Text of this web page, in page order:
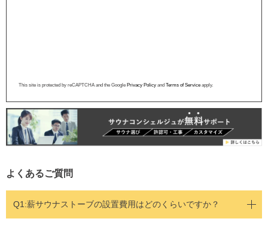
This site is protected by reCAPTCHA and the Google Privacy Policy and Terms of Service apply.
よくあるご質問
Q1:薪サウナストーブの設置費用はどのくらいですか？